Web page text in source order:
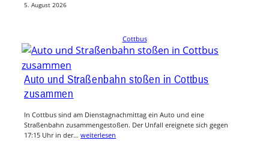
5. August 2026
Cottbus
Auto und Straßenbahn stoßen in Cottbus
zusammen
In Cottbus sind am Dienstagnachmittag ein Auto und eine
Straßenbahn zusammengestoßen. Der Unfall ereignete sich gegen
17:15 Uhr in der… weiterlesen